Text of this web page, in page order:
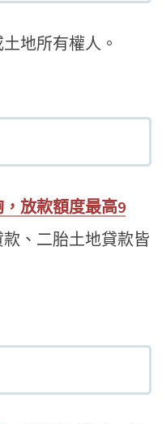
地所有權人。
放款額度最高9
、二胎土地貸款皆